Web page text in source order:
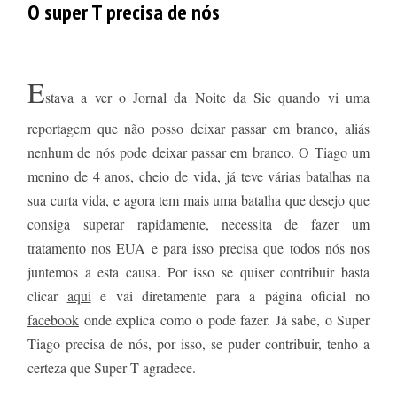
O super T precisa de nós
Estava a ver o Jornal da Noite da Sic quando vi uma
reportagem que não posso deixar passar em branco, aliás
nenhum de nós pode deixar passar em branco. O Tiago um
menino de 4 anos, cheio de vida, já teve várias batalhas na
sua curta vida, e agora tem mais uma batalha que desejo que
consiga superar rapidamente, necessita de fazer um
tratamento nos EUA e para isso precisa que todos nós nos
juntemos a esta causa. Por isso se quiser contribuir basta
clicar aqui e vai diretamente para a página oficial no
facebook onde explica como o pode fazer. Já sabe, o Super
Tiago precisa de nós, por isso, se puder contribuir, tenho a
certeza que Super T agradece.